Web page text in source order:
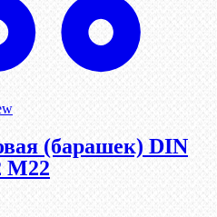
(барашек) DIN
М22